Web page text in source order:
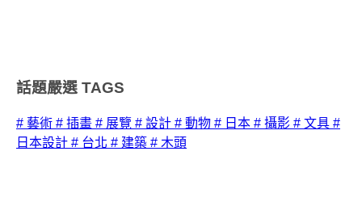
話題嚴選 TAGS
# 藝術 # 插畫 # 展覽 # 設計 # 動物 # 日本 # 攝影 # 文具 #
日本設計 # 台北 # 建築 # 木頭